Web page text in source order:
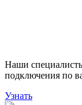
Наши
подключения по
Узнать